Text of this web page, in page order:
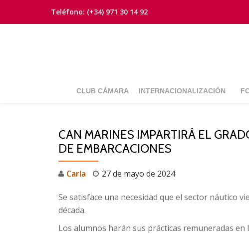
Saltar
Teléfono: (+34) 971 30 14 92
CLUB CÁMARA INTERNACIONALIZACIÓN
CAN MARINES IMPARTIRÁ EL
DE EMBARCACIONES
Carla 27 de mayo de 2024
Se satisface una necesidad que el sector náutico
década.
Los alumnos harán sus prácticas remuneradas en